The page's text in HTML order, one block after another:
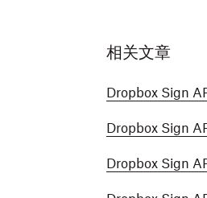
相关文章
Dropbox Sign
Dropbox Sign
Dropbox Sign